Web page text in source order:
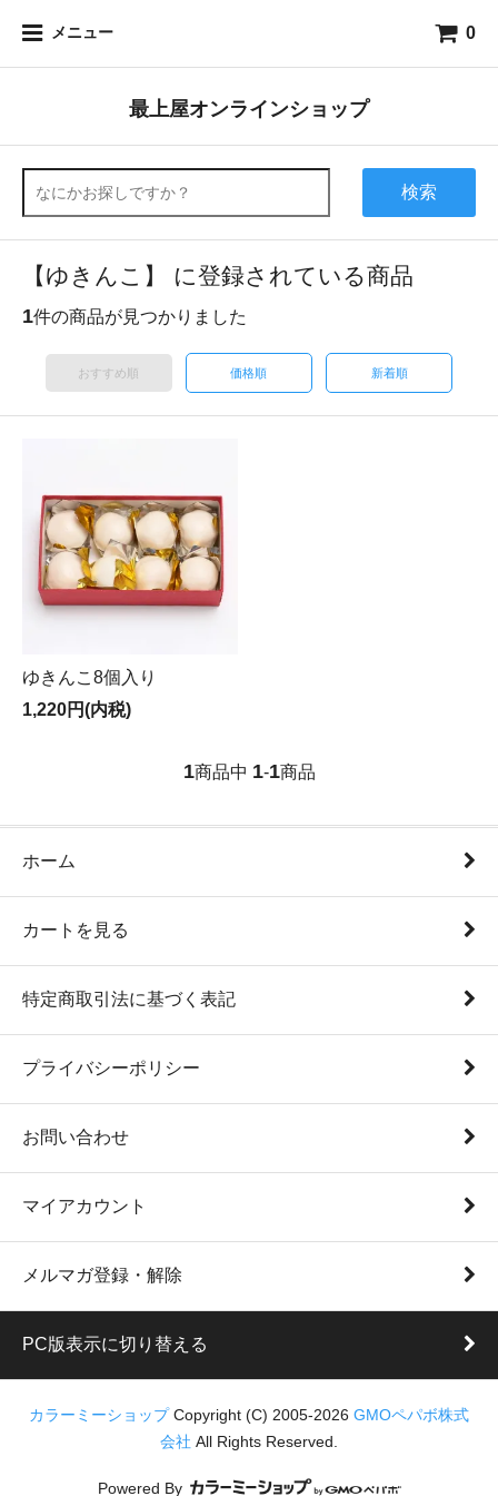
メニュー 0
最上屋オンラインショップ
検索
【ゆきんこ】 に登録されている商品
1件の商品が見つかりました
おすすめ順 価格順 新着順
ゆきんこ8個入り
1,220円(内税)
1商品中 1-1商品
ホーム
カートを見る
特定商取引法に基づく表記
プライバシーポリシー
お問い合わせ
マイアカウント
メルマガ登録・解除
PC版表示に切り替える
カラーミーショップ Copyright (C) 2005-2026 GMOペパボ株式
会社 All Rights Reserved.
Powered By